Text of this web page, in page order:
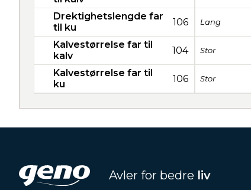
Drektighetslengde far
til ku
106 Lang
Kalvestørrelse far til
kalv
104 Stor
Kalvestørrelse far til
ku
106 Stor
Avler for bedre liv